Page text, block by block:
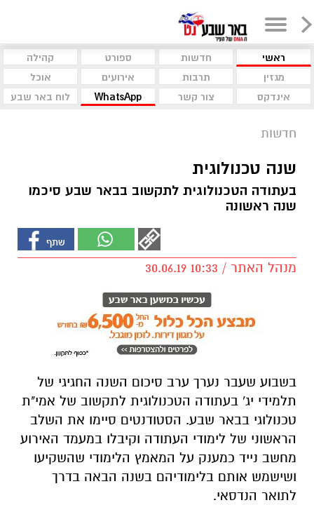
ראשי חדשות ספורט
קהילה
מגזין
תרבות אירועים
אוכל
אינדקס
צור קשר WhatsApp לוח באר שבע
חדשות
שנה טכנולוגית
בעתודה הטכנולוגית לתקשוב בבאר שבע סיכמו
שנה ראשונה
מנהל האתר / 10:33 30.06.19
בשבוע שעבר נערך ערב סיכום השנה החגיגי של
תלמידי יג' בעתודה הטכנולוגית לתקשוב של אמי"ת
טכנולוגי בבאר שבע. הסטודנטים סיימו את השלב
מחשב נייד כמענק על המאמץ הלימודי שהשקיעו
ושישמש אותם בלימודיהם בשנה הבאה בדרך
לתואר הנדסאי.
ד"ר ירון נעים, מנהל העתודה הטכנולוגית לתקשוב
סיפר: "אנו גאים בתלמידי העתודה הטכנולוגית
שפתחה את לימודיה בשנה האחרונה. לפניהם עוד